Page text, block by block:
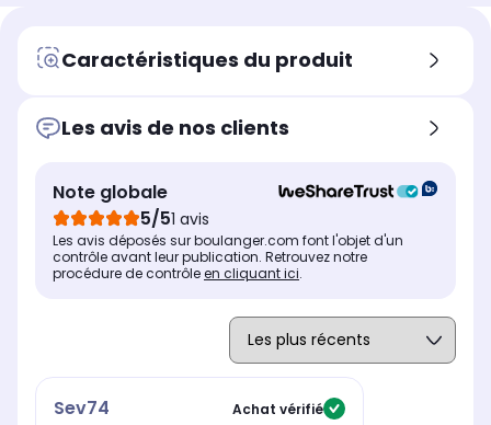
Caractéristiques du produit
Les avis de nos clients
Note globale
5/51 avis
Les avis déposés sur boulanger.com font l'objet d'un
contrôle avant leur publication. Retrouvez notre
procédure de contrôleen cliquant ici.
Sev74 Achat vérifié